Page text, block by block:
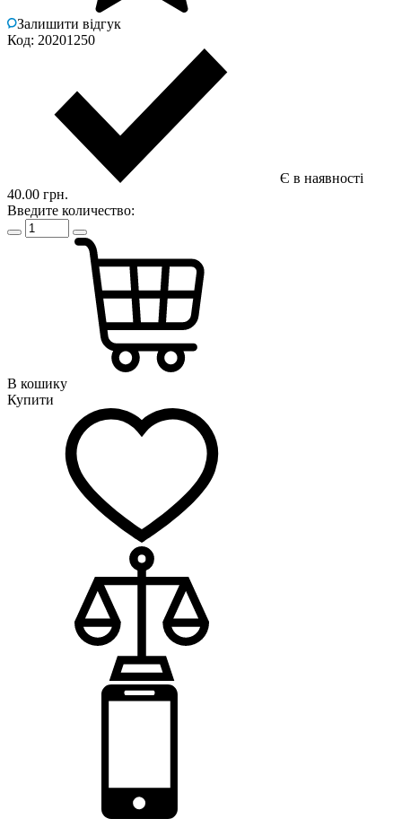
Залишити відгук
Код: 20201250
Є в наявності
40.00 грн.
Введите количество:
В кошику
Купити